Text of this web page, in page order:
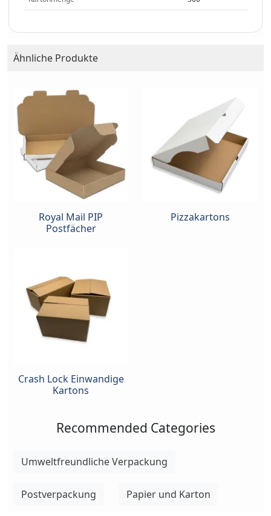
Ähnliche Produkte
Royal Mail PIP
Postfächer
Pizzakartons
Crash Lock Einwandige
Kartons
Recommended Categories
Umweltfreundliche Verpackung
Postverpackung Papier und Karton